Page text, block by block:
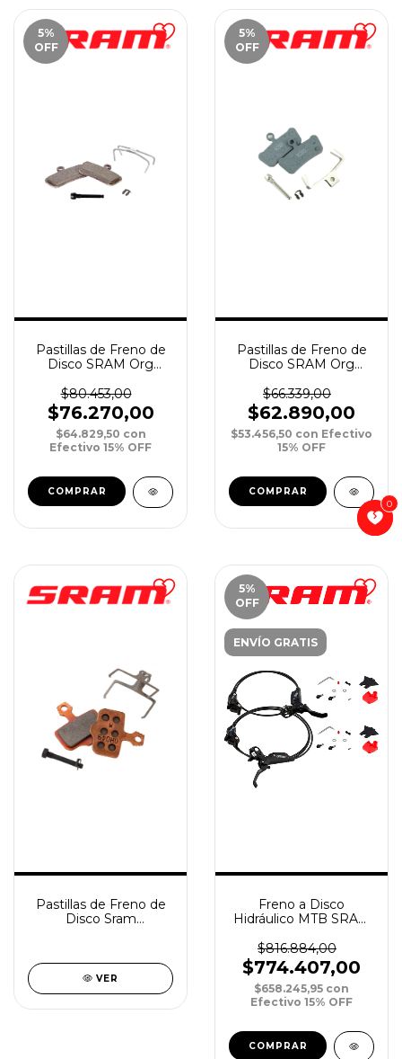
5%
OFF
Pastillas de Freno de
Disco SRAM Org
G2/Trail/Guide/Level 4
Pist xPar
$80.453,00
$76.270,00
$64.829,50 con
Efectivo 15% OFF
5%
OFF
Pastillas de Freno de
Disco SRAM Org
G2/Trail/Guide/Level 4
Pist xPar
$66.339,00
$62.890,00
$53.456,50 con Efectivo
15% OFF
Pastillas de Freno de
Disco Sram
xPar
VER
5%
OFF
ENVÍO GRATIS
Freno a Disco
Hidráulico MTB SRAM
950mm Tras/Der
2000mm (PAR)
$816.884,00
$774.407,00
$658.245,95 con
Efectivo 15% OFF
0
0